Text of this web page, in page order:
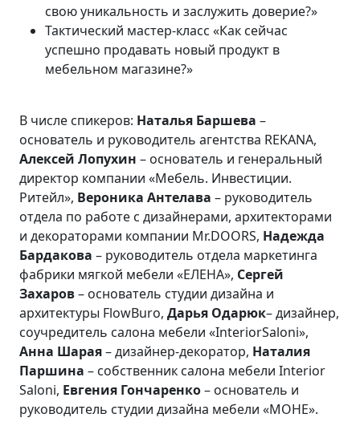
свою уникальность и заслужить доверие?»
Тактический мастер-класс «Как сейчас
успешно продавать новый продукт в
мебельном магазине?»
В числе спикеров: Наталья Баршева –
основатель и руководитель агентства REKANA,
Алексей Лопухин – основатель и генеральный
директор компании «Мебель. Инвестиции.
Ритейл», Вероника Антелава – руководитель
отдела по работе с дизайнерами, архитекторами
и декораторами компании Mr.DOORS, Надежда
Бардакова – руководитель отдела маркетинга
фабрики мягкой мебели «ЕЛЕНА», Сергей
Захаров– основатель студии дизайна и
архитектуры FlowBuro, Дарья Одарюк– дизайнер,
соучредитель салона мебели «InteriorSaloni»,
Анна Шарая– дизайнер-декоратор, Наталия
Паршина – собственник салона мебели Interior
Saloni, Евгения Гончаренко– основатель и
руководитель студии дизайна мебели «МОНЕ».